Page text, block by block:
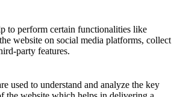
to perform certain functionalities like
website on social media platforms, collect
party features.
used to understand and analyze the key